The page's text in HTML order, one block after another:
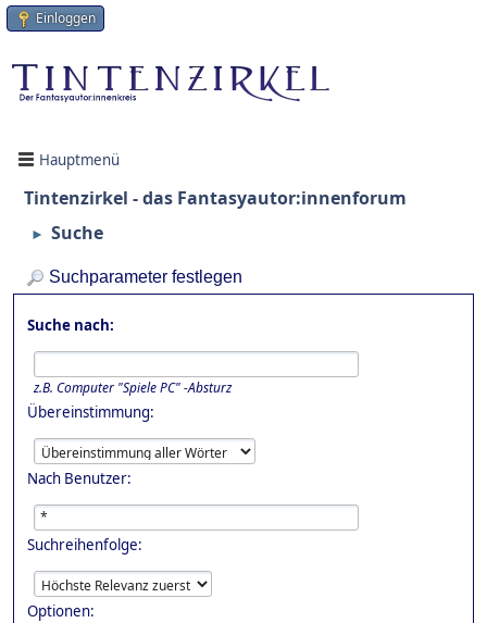
Einloggen
Hauptmenü
Tintenzirkel - das Fantasyautor:innenforum
► Suche
Suchparameter festlegen
Suche nach:
z.B. Computer "Spiele PC" -Absturz
Übereinstimmung:
Nach Benutzer:
Suchreihenfolge:
Optionen: